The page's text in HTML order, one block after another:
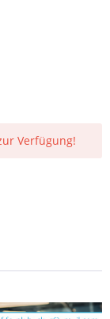
Verfügung!